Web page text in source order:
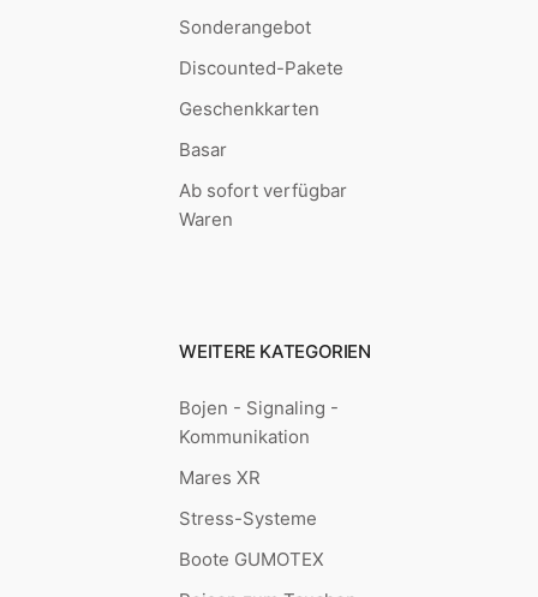
Sonderangebot
Discounted-Pakete
Geschenkkarten
Basar
Ab sofort verfügbar
Waren
WEITERE KATEGORIEN
Bojen - Signaling -
Kommunikation
Mares XR
Stress-Systeme
Boote GUMOTEX